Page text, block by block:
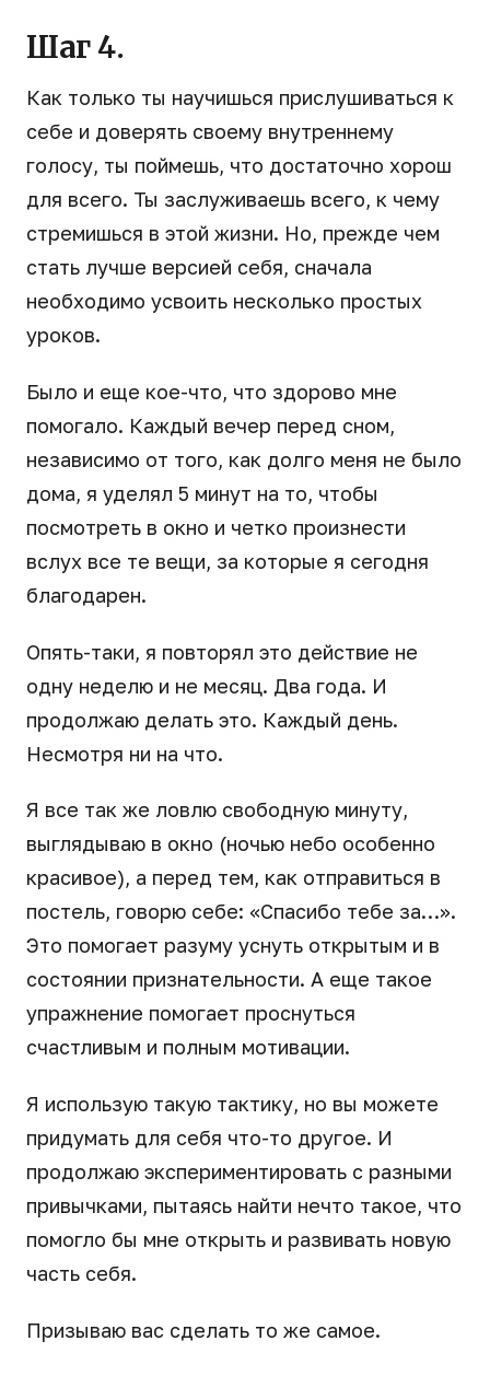
Шаг 4.
Как только ты научишься прислушиваться к
себе и доверять своему внутреннему
голосу, ты поймешь, что достаточно хорош
для всего. Ты заслуживаешь всего, к чему
стремишься в этой жизни. Но, прежде чем
стать лучше версией себя, сначала
необходимо усвоить несколько простых
уроков.
Было и еще кое-что, что здорово мне
помогало. Каждый вечер перед сном,
независимо от того, как долго меня не было
дома, я уделял 5 минут на то, чтобы
посмотреть в окно и четко произнести
вслух все те вещи, за которые я сегодня
благодарен.
Опять-таки, я повторял это действие не
одну неделю и не месяц. Два года. И
продолжаю делать это. Каждый день.
Несмотря ни на что.
Я все так же ловлю свободную минуту,
выглядываю в окно (ночью небо особенно
красивое), а перед тем, как отправиться в
постель, говорю себе: «Спасибо тебе за…».
Это помогает разуму уснуть открытым и в
состоянии признательности. А еще такое
упражнение помогает проснуться
счастливым и полным мотивации.
Я использую такую тактику, но вы можете
придумать для себя что-то другое. И
продолжаю экспериментировать с разными
привычками, пытаясь найти нечто такое, что
помогло бы мне открыть и развивать новую
часть себя.
Призываю вас сделать то же самое.